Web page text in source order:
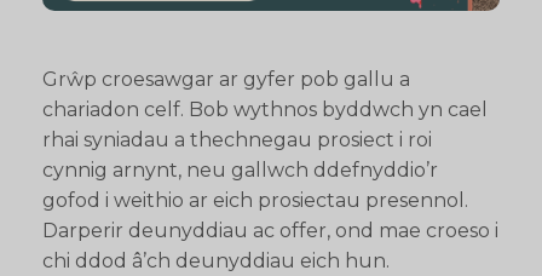
Grŵp croesawgar ar gyfer pob gallu a
chariadon celf. Bob wythnos byddwch yn cael
rhai syniadau a thechnegau prosiect i roi
cynnig arnynt, neu gallwch ddefnyddio’r
gofod i weithio ar eich prosiectau presennol.
Darperir deunyddiau ac offer, ond mae croeso i
chi ddod â’ch deunyddiau eich hun.